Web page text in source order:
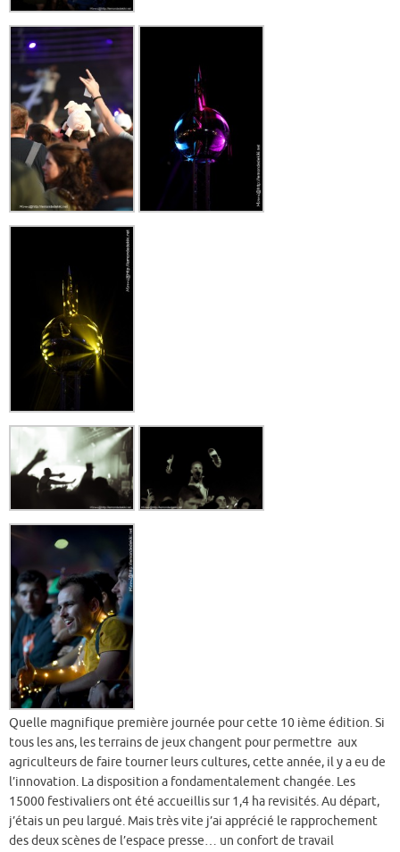
Quelle magnifique première journée pour cette 10 ième édition. Si
tous les ans, les terrains de jeux changent pour permettre aux
agriculteurs de faire tourner leurs cultures, cette année, il y a eu de
l’innovation. La disposition a fondamentalement changée. Les
15000 festivaliers ont été accueillis sur 1,4 ha revisités. Au départ,
j’étais un peu largué. Mais très vite j’ai apprécié le rapprochement
des deux scènes de l’espace presse… un confort de travail